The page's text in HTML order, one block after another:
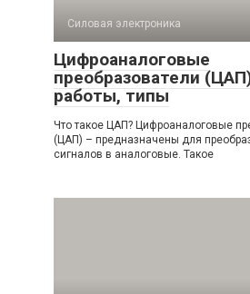
Силовая электроника
Цифроаналоговые
преобразователи
работы, типы
Что такое ЦАП? Цифроаналоговые
(ЦАП) – предназначены для
сигналов в аналоговые. Такое